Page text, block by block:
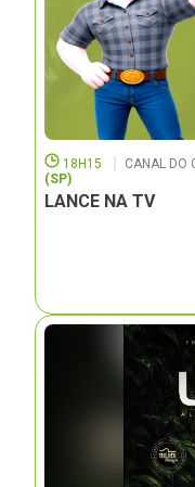
18H15 CANAL DO
(SP)
LANCE NA TV